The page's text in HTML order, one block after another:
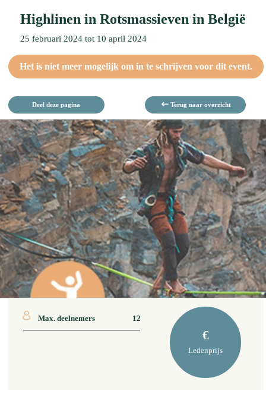
Highlinen in Rotsmassieven in België
25 februari 2024 tot 10 april 2024
Het is niet meer mogelijk om in te schrijven voor dit event.
Deel deze pagina Terug naar overzicht
Max. deelnemers 12
€
Ledenprijs